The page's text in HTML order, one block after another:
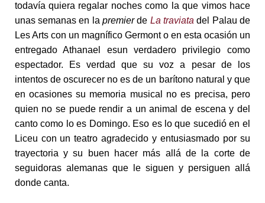
todavía quiera regalar noches como la que vimos hace
unas semanas en la premierde La traviata del Palau de
Les Arts con un magnífico Germont o en esta ocasión un
entregado Athanael esun verdadero privilegio como
espectador. Es verdad que su voz a pesar de los
intentos de oscurecer no es de un barítono natural y que
en ocasiones su memoria musical no es precisa, pero
quien no se puede rendir a un animal de escena y del
canto como lo es Domingo. Eso es lo que sucedió en el
Liceu con un teatro agradecido y entusiasmado por su
trayectoria y su buen hacer más allá de la corte de
seguidoras alemanas que le siguen y persiguen allá
donde canta.